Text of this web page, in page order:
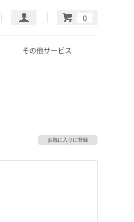
その他サービス
お気に入りに登録